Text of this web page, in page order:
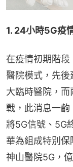
1. 24小時5G疫
在疫情初期階段
醫院模式，先
大臨時醫院，
戰，此消息一齣
將5G信號、5G
華為組成特別
神山醫院5G，